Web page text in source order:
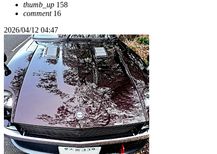
thumb_up 158
comment16
2026/04/12 04:47